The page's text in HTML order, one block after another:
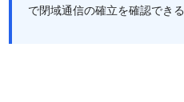
で閉域通信の確立を確認できる